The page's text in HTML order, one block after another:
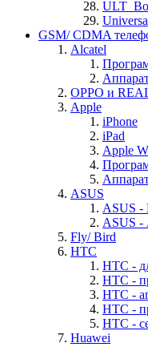
GSM/ CDMA
Alcatel
OPPO и
Apple
iPhone
iPad
Apple
ASUS
ASUS -
ASUS -
Fly/ Bird
HTC
HTC -
HTC -
HTC -
HTC -
HTC -
Huawei